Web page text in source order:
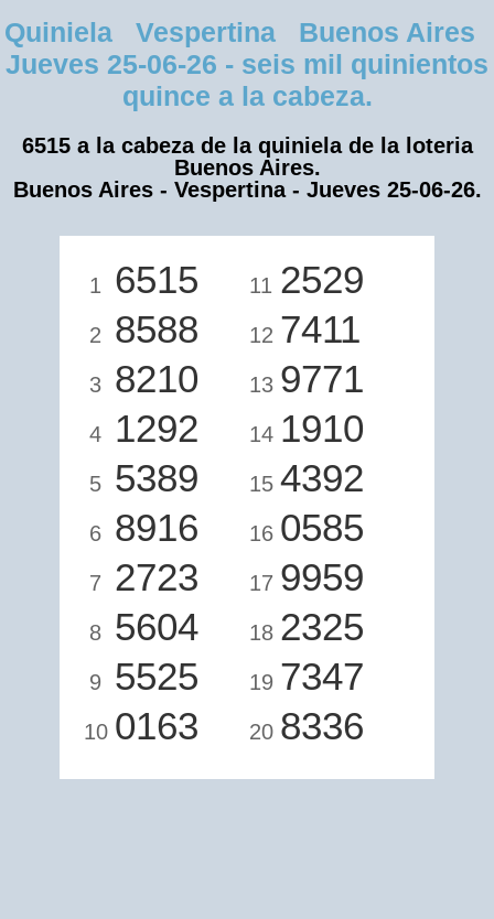
Quiniela Vespertina Buenos Aires
Jueves 25-06-26 - seis mil quinientos
quince a la cabeza.
6515 a la cabeza de la quiniela de la loteria
Buenos Aires.
Buenos Aires - Vespertina - Jueves 25-06-26.
1 6515
2 8588
3 8210
4 1292
5 5389
6 8916
7 2723
8 5604
9 5525
10 0163
11 2529
12 7411
13 9771
14 1910
15 4392
16 0585
17 9959
18 2325
19 7347
20 8336